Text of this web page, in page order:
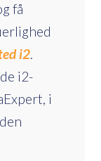
få
i2.
i2-
i